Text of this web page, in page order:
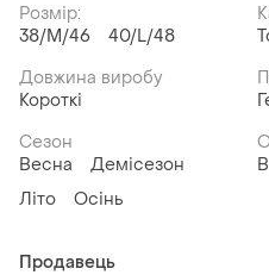
Розмір:
38/M/46
40/L/48
Довжина виробу
Короткі
Сезон
Весна
Демісезон
Літо
Осінь
Продавець